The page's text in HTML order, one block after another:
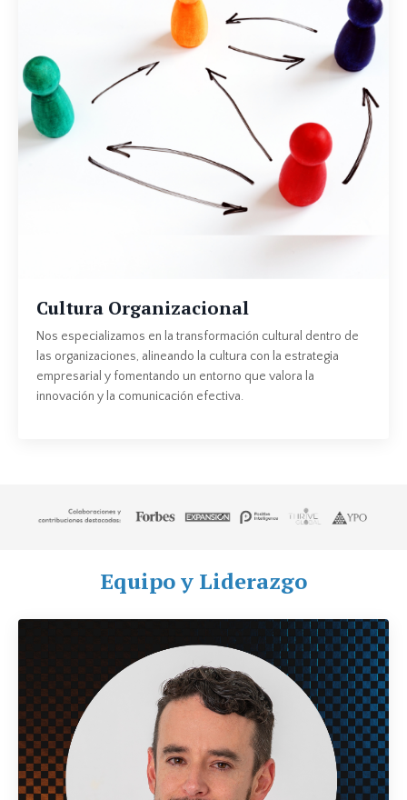
Cultura Organizacional
Nos especializamos en la transformación cultural dentro de
las organizaciones, alineando la cultura con la estrategia
empresarial y fomentando un entorno que valora la
innovación y la comunicación efectiva.
Equipo y Liderazgo